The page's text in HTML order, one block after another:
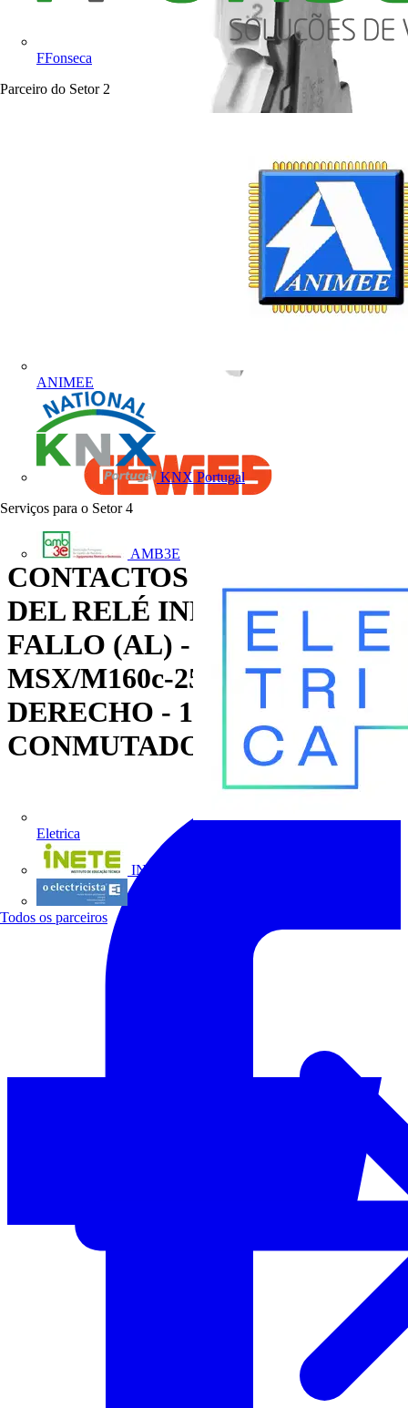
FFonseca
Parceiro do Setor 2
ANIMEE
KNX Portugal
Serviços para o Setor 4
AMB3E
Eletrica
INETE
Todos os parceiros
CONTACTOS AUXILIARES
DEL RELÉ INDICADOR DE
FALLO (AL) - PARA
MSX/M160c-250c -
DERECHO - 1
CONMUTADOR